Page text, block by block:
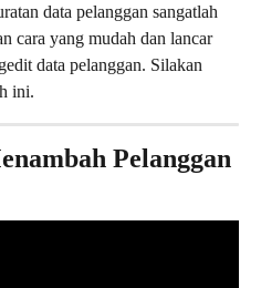
data pelanggan sangatlah
cara yang mudah dan lancar
data pelanggan. Silakan
ini.
Pelanggan